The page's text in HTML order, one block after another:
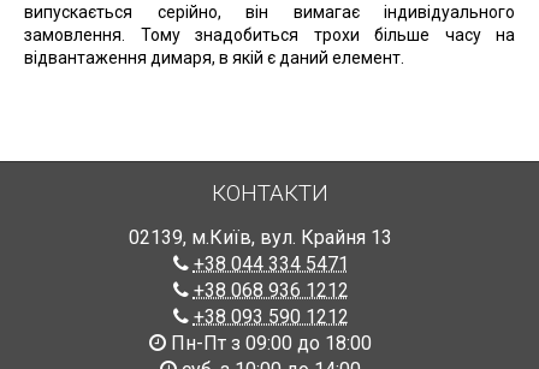
випускається серійно, він вимагає індивідуального
замовлення. Тому знадобиться трохи більше часу на
відвантаження димаря, в якій є даний елемент.
КОНТАКТИ
02139, м.Київ, вул. Крайня 13
+38 044 334 5471
+38 068 936 1212
+38 093 590 1212
Пн-Пт з 09:00 до 18:00